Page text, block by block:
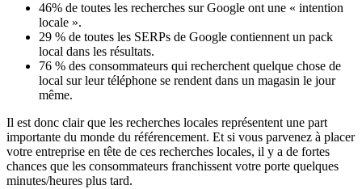
46% de toutes les recherches sur Google ont une « intention
locale ».
29 % de toutes les SERPs de Google contiennent un pack
local dans les résultats.
76 % des consommateurs qui recherchent quelque chose de
local sur leur téléphone se rendent dans un magasin le jour
même.
Il est donc clair que les recherches locales représentent une part
importante du monde du référencement. Et si vous parvenez à placer
votre entreprise en tête de ces recherches locales, il y a de fortes
chances que les consommateurs franchissent votre porte quelques
minutes/heures plus tard.